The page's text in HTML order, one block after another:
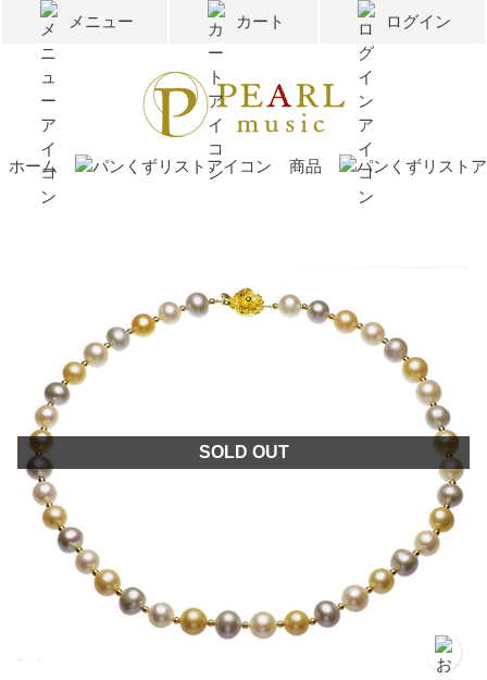
メニュー カート ログイン
ホーム 商品
SOLD OUT